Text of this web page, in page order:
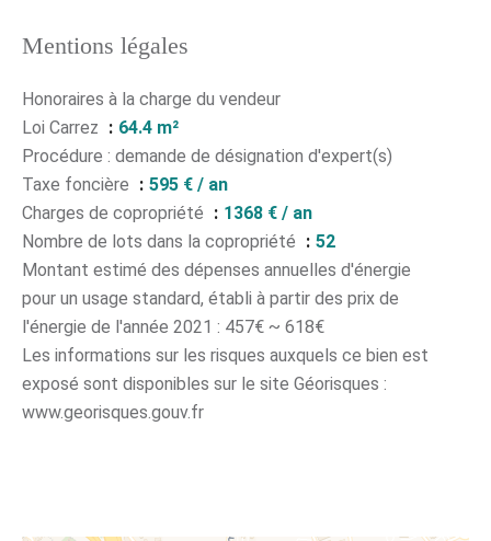
Mentions légales
Honoraires à la charge du vendeur
Loi Carrez
64.4 m²
Procédure : demande de désignation d'expert(s)
Taxe foncière
595 € / an
Charges de copropriété
1368 € / an
Nombre de lots dans la copropriété
52
Montant estimé des dépenses annuelles d'énergie
pour un usage standard, établi à partir des prix de
l'énergie de l'année 2021 : 457€ ~ 618€
Les informations sur les risques auxquels ce bien est
exposé sont disponibles sur le site Géorisques :
www.georisques.gouv.fr